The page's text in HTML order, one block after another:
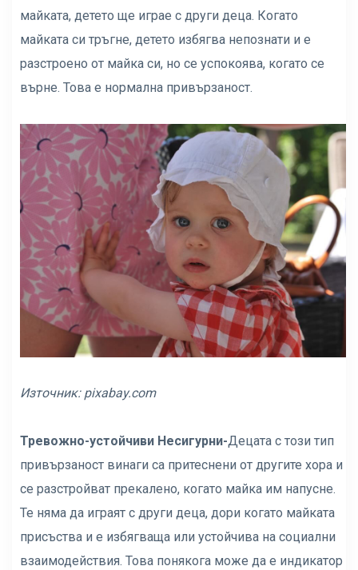
майката, детето ще играе с други деца. Когато
майката си тръгне, детето избягва непознати и е
разстроено от майка си, но се успокоява, когато се
върне. Това е нормална привързаност.
Източник: pixabay.com
Тревожно-устойчиви Несигурни-Децата с този тип
привързаност винаги са притеснени от другите хора и
се разстройват прекалено, когато майка им напусне.
Те няма да играят с други деца, дори когато майката
присъства и е избягваща или устойчива на социални
взаимодействия. Това понякога може да е индикатор